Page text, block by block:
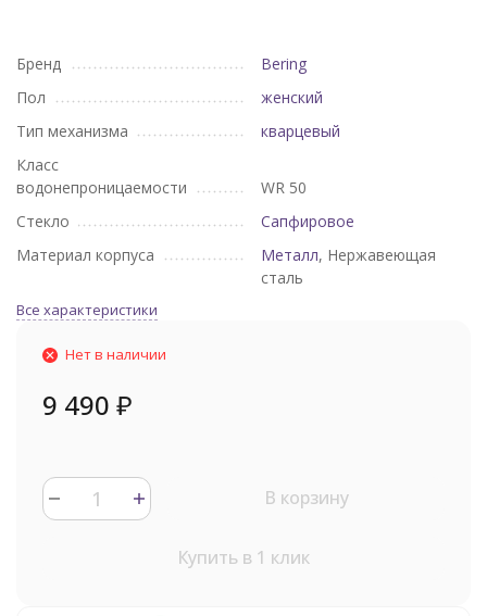
Бренд
Bering
Пол
женский
Тип механизма
кварцевый
Класс
водонепроницаемости
WR 50
Стекло
Сапфировое
Материал корпуса
Металл, Нержавеющая
сталь
Все характеристики
Нет в наличии
9 490 ₽
В корзину
Купить в 1 клик